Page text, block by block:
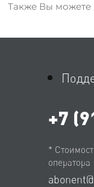
Также Вы можете
+7
*
оператора